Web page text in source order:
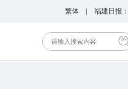
繁体 | 福建日报：